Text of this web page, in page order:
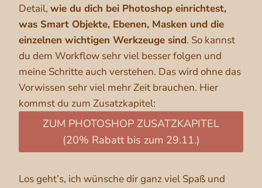
Detail, wie du dich bei Photoshop einrichtest,
was Smart Objekte, Ebenen, Masken und die
einzelnen wichtigen Werkzeuge sind. So kannst
du dem Workflow sehr viel besser folgen und
meine Schritte auch verstehen. Das wird ohne das
Vorwissen sehr viel mehr Zeit brauchen. Hier
kommst du zum Zusatzkapitel:
ZUM PHOTOSHOP ZUSATZKAPITEL
(20% Rabatt bis zum 29.11.)
Los geht’s, ich wünsche dir ganz viel Spaß und